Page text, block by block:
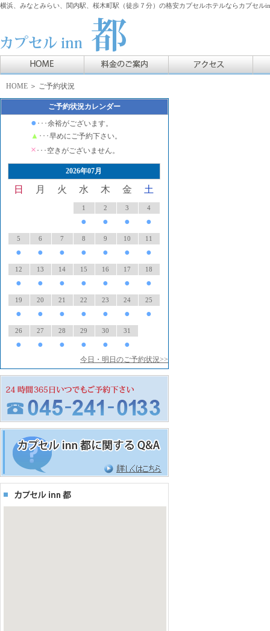
横浜、みなとみらい、関内駅、桜木町駅（徒歩７分）の格安カプセルホテルならカプセル
HOME ＞ ご予約状況
ご予約状況カレンダー
● ･･･余裕がございます。
▲ ･･･早めにご予約下さい。
× ･･･空きがございません。
2026年07月
日 月 火 水 木 金 土
1
●
2
●
3
●
4
●
5
●
6
●
7
●
8
●
9
●
10
●
11
●
12
●
13
●
14
●
15
●
16
●
17
●
18
●
19
●
20
●
21
●
22
●
23
●
24
●
25
●
26
●
27
●
28
●
29
●
30
●
31
●
今日・明日のご予約状況>>